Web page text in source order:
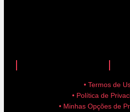
• Termos de
• Política de
• Minhas Opções de